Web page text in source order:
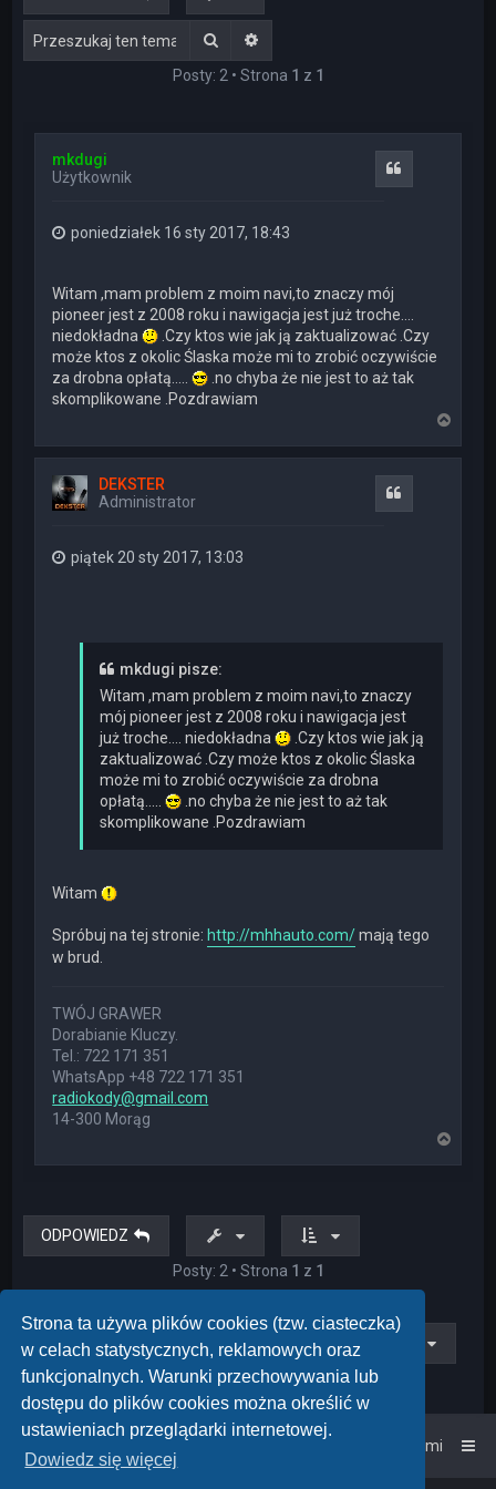
Strona ta używa plików cookies (tzw. ciasteczka)
w celach statystycznych, reklamowych oraz
funkcjonalnych. Warunki przechowywania lub
dostępu do plików cookies można określić w
ustawieniach przeglądarki internetowej.
Dowiedz się więcej
Szukaj
Posty: 2 • Strona 1 z 1
mkdugi
Użytkownik
poniedziałek 16 sty 2017, 18:43
Witam ,mam problem z moim navi,to znaczy mój
pioneer jest z 2008 roku i nawigacja jest już troche....
niedokładna
.Czy ktos wie jak ją zaktualizować .Czy
może ktos z okolic Ślaska może mi to zrobić oczywiście
za drobna opłatą.....
.no chyba że nie jest to aż tak
skomplikowane .Pozdrawiam
g
DEKSTER
Administrator
piątek 20 sty 2017, 13:03
mkdugi pisze:
Witam ,mam problem z moim navi,to znaczy
mój pioneer jest z 2008 roku i nawigacja jest
już troche.... niedokładna
.Czy ktos wie jak ją
zaktualizować .Czy może ktos z okolic Ślaska
może mi to zrobić oczywiście za drobna
opłatą.....
.no chyba że nie jest to aż tak
skomplikowane .Pozdrawiam
Witam
Spróbuj na tej stronie: http://mhhauto.com/mają tego
w brud.
TWÓJ GRAWER
Dorabianie Kluczy.
Tel.: 722 171 351
WhatsApp +48 722 171 351
radiokody@gmail.com
14-300 Morąg
ODPOWIEDZ
Posty: 2 • Strona 1 z 1
Przejdź do
Kontakt z nami